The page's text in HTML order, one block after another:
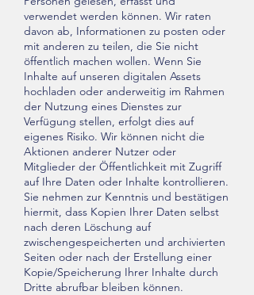
verwendet werden können. Wir raten
davon ab, Informationen zu posten oder
mit anderen zu teilen, die Sie nicht
öffentlich machen wollen. Wenn Sie
Inhalte auf unseren digitalen Assets
hochladen oder anderweitig im Rahmen
der Nutzung eines Dienstes zur
Verfügung stellen, erfolgt dies auf
eigenes Risiko. Wir können nicht die
Aktionen anderer Nutzer oder
Mitglieder der Öffentlichkeit mit Zugriff
auf Ihre Daten oder Inhalte kontrollieren.
Sie nehmen zur Kenntnis und bestätigen
hiermit, dass Kopien Ihrer Daten selbst
nach deren Löschung auf
zwischengespeicherten und archivierten
Seiten oder nach der Erstellung einer
Kopie/Speicherung Ihrer Inhalte durch
Dritte abrufbar bleiben können.